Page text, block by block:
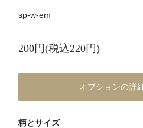
sp-w-em
200円(税込220円)
オプションの詳
柄とサイズ